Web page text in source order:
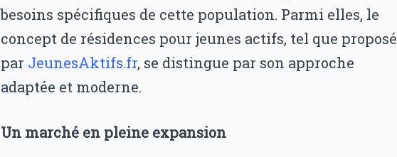
besoins spécifiques de cette population. Parmi elles, le
concept de résidences pour jeunes actifs, tel que proposé
par JeunesAktifs.fr, se distingue par son approche
adaptée et moderne.
Un marché en pleine expansion